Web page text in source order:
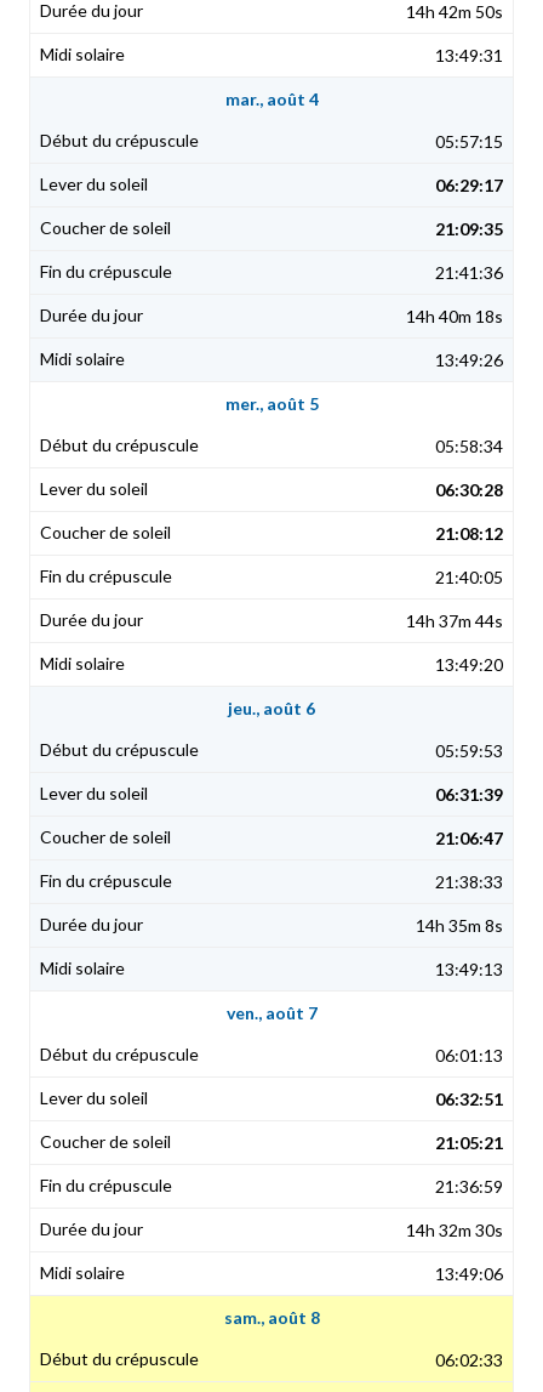
14h 42m 50s
13:49:31
mar., août 4
05:57:15
06:29:17
21:09:35
21:41:36
14h 40m 18s
13:49:26
mer., août 5
05:58:34
06:30:28
21:08:12
21:40:05
14h 37m 44s
13:49:20
jeu., août 6
05:59:53
06:31:39
21:06:47
21:38:33
14h 35m 8s
13:49:13
ven., août 7
06:01:13
06:32:51
21:05:21
21:36:59
14h 32m 30s
13:49:06
sam., août 8
06:02:33